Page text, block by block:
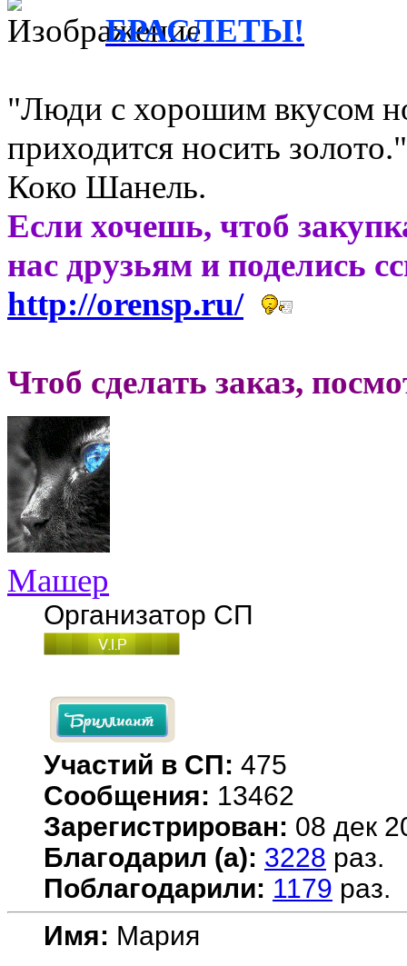
БРАСЛЕТЫ!
"Люди с хорошим вкусом
приходится носить золото."
Коко Шанель.
Если хочешь, чтоб
нас друзьям и поделись
http://orensp.ru/
Чтоб сделать заказ,
Машер
Организатор СП
Участий в СП: 475
Сообщения: 13462
Зарегистрирован: 08 дек
Благодарил (а): 3228 раз.
Поблагодарили: 1179 раз.
Имя: Мария